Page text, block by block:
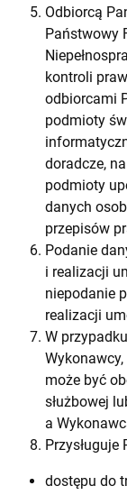
Odbiorcą
Państwowy
kontroli
odbiorcami
podmioty
doradcze,
podmioty
danych
przepisów
Podanie
i realizacji
niepodanie
realizacji
W
może być
służbowej
a
dostępu do